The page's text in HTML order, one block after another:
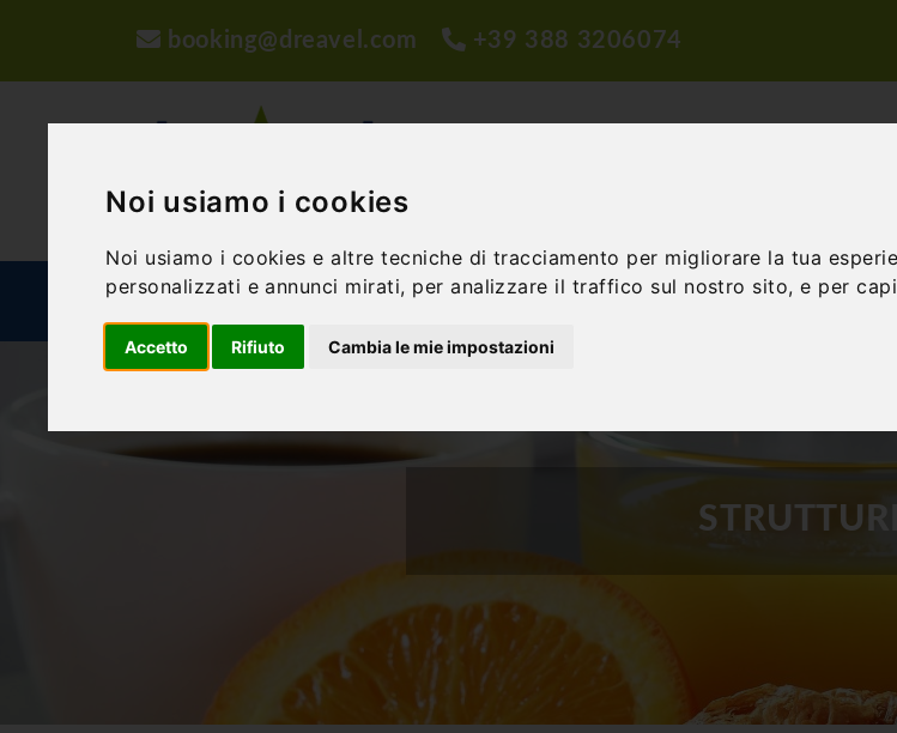
Noi usiamo i cookies
Noi usiamo i cookies e altre tecniche di tracciamento per migliorare la tua
personalizzati e annunci mirati, per analizzare il traffico sul nostro sito, e per
Accetto Rifiuto Cambia le mie impostazioni
booking@dreavel.com +39 388 3206074
STRUTTURE PROPOSTE
STRUTTURE